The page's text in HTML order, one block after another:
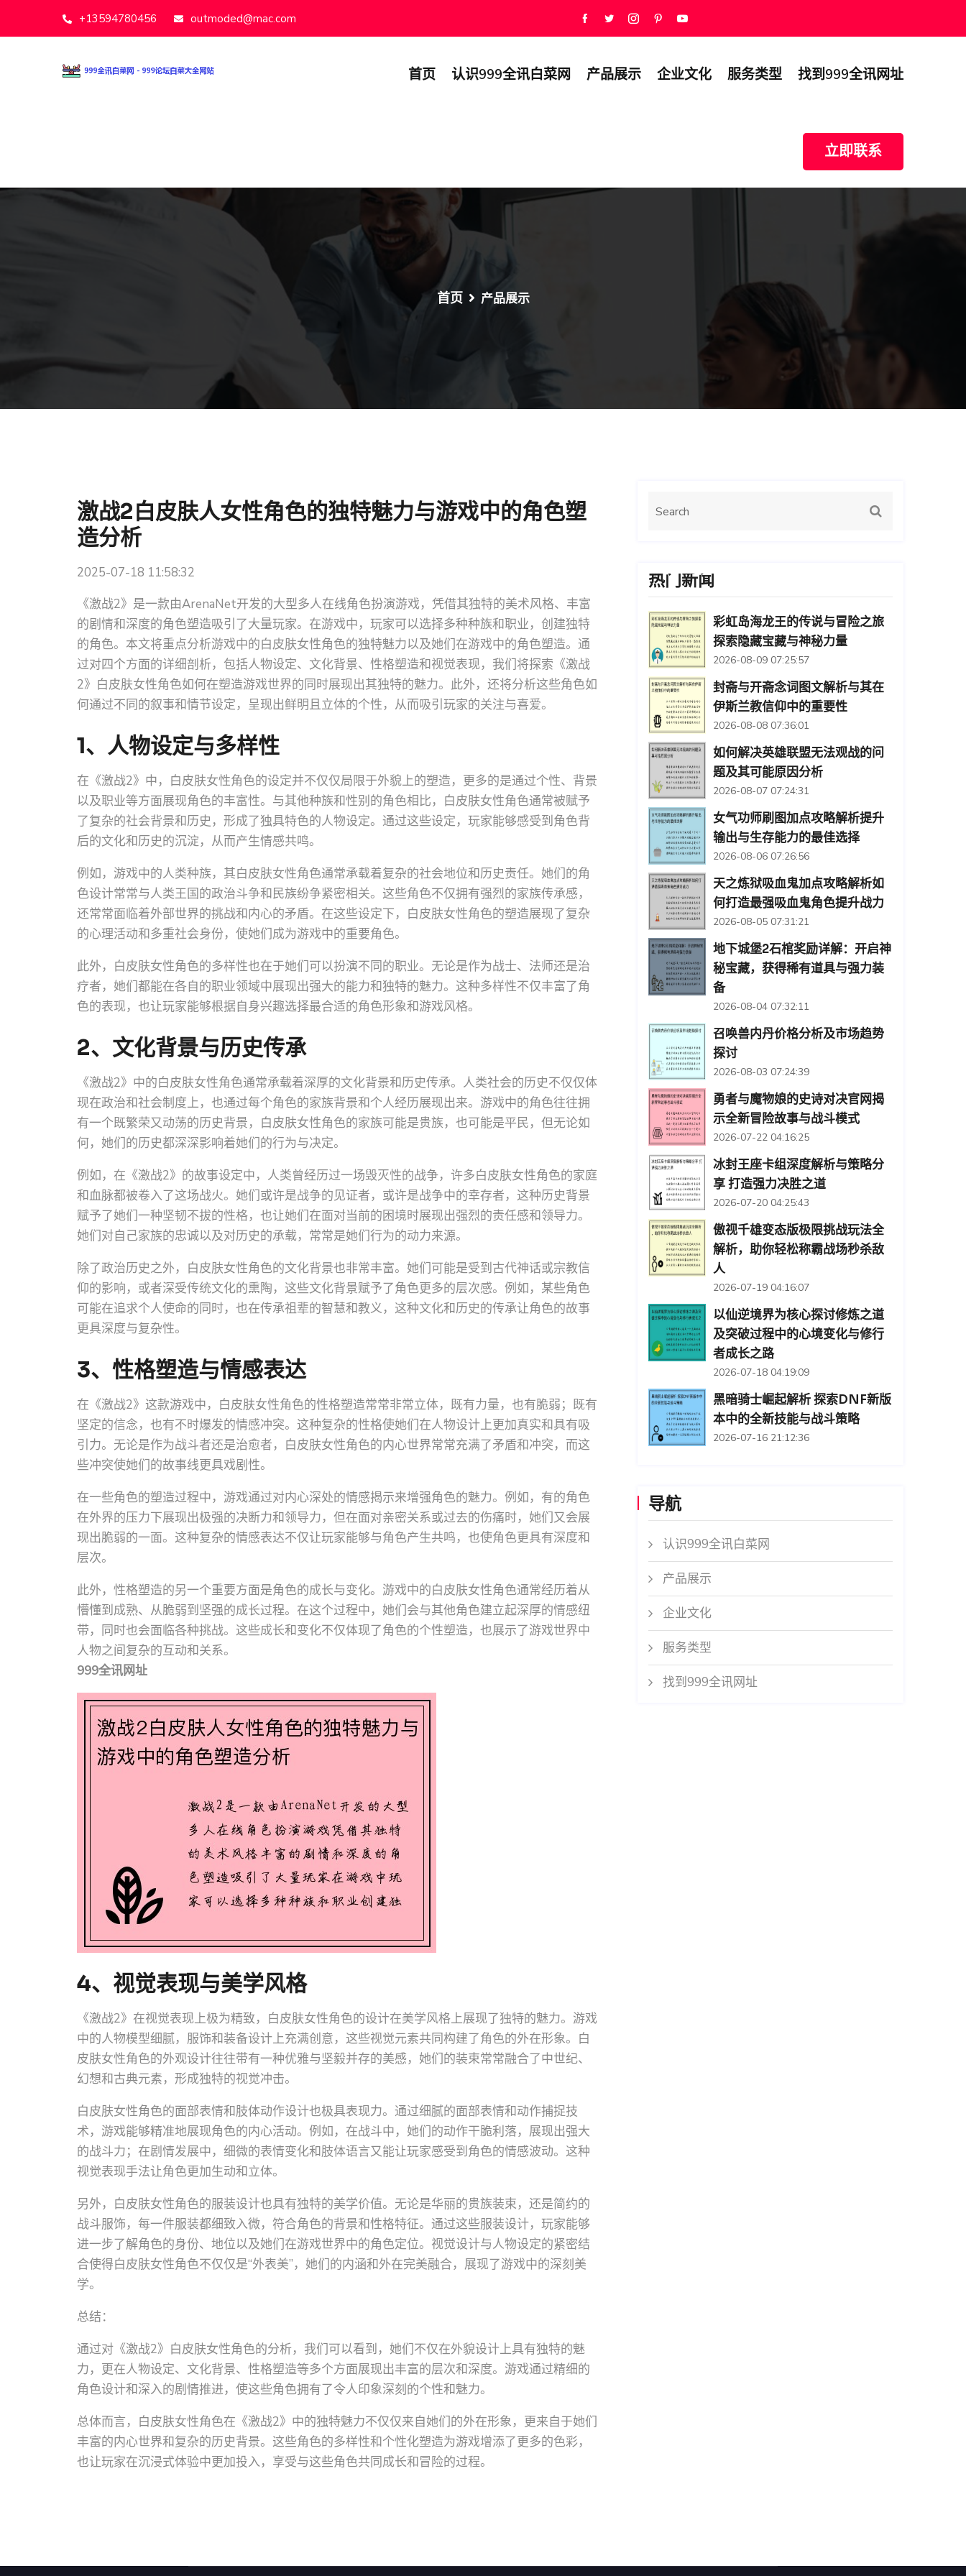
+13594780456 outmoded@mac.com
首页 认识999全讯白菜网 产品展示 企业文化 服务类型 找到999全讯网址
立即联系
首页 产品展示
激战2白皮肤人女性角色的独特魅力与游戏中的角色塑
造分析
2025-07-18 11:58:32
《激战2》是一款由ArenaNet开发的大型多人在线角色扮演游戏，凭借其独特的美术风格、丰富
的剧情和深度的角色塑造吸引了大量玩家。在游戏中，玩家可以选择多种种族和职业，创建独特
的角色。本文将重点分析游戏中的白皮肤女性角色的独特魅力以及她们在游戏中的角色塑造。通
过对四个方面的详细剖析，包括人物设定、文化背景、性格塑造和视觉表现，我们将探索《激战
2》白皮肤女性角色如何在塑造游戏世界的同时展现出其独特的魅力。此外，还将分析这些角色如
何通过不同的叙事和情节设定，呈现出鲜明且立体的个性，从而吸引玩家的关注与喜爱。
1、人物设定与多样性
在《激战2》中，白皮肤女性角色的设定并不仅仅局限于外貌上的塑造，更多的是通过个性、背景
以及职业等方面展现角色的丰富性。与其他种族和性别的角色相比，白皮肤女性角色通常被赋予
了复杂的社会背景和历史，形成了独具特色的人物设定。通过这些设定，玩家能够感受到角色背
后的文化和历史的沉淀，从而产生情感共鸣。
例如，游戏中的人类种族，其白皮肤女性角色通常承载着复杂的社会地位和历史责任。她们的角
色设计常常与人类王国的政治斗争和民族纷争紧密相关。这些角色不仅拥有强烈的家族传承感，
还常常面临着外部世界的挑战和内心的矛盾。在这些设定下，白皮肤女性角色的塑造展现了复杂
的心理活动和多重社会身份，使她们成为游戏中的重要角色。
此外，白皮肤女性角色的多样性也在于她们可以扮演不同的职业。无论是作为战士、法师还是治
疗者，她们都能在各自的职业领域中展现出强大的能力和独特的魅力。这种多样性不仅丰富了角
色的表现，也让玩家能够根据自身兴趣选择最合适的角色形象和游戏风格。
2、文化背景与历史传承
《激战2》中的白皮肤女性角色通常承载着深厚的文化背景和历史传承。人类社会的历史不仅仅体
现在政治和社会制度上，也通过每个角色的家族背景和个人经历展现出来。游戏中的角色往往拥
有一个既繁荣又动荡的历史背景，白皮肤女性角色的家族可能是贵族，也可能是平民，但无论如
何，她们的历史都深深影响着她们的行为与决定。
例如，在《激战2》的故事设定中，人类曾经历过一场毁灭性的战争，许多白皮肤女性角色的家庭
和血脉都被卷入了这场战火。她们或许是战争的见证者，或许是战争中的幸存者，这种历史背景
赋予了她们一种坚韧不拔的性格，也让她们在面对当前的困境时展现出强烈的责任感和领导力。
她们对自己家族的忠诚以及对历史的承载，常常是她们行为的动力来源。
除了政治历史之外，白皮肤女性角色的文化背景也非常丰富。她们可能是受到古代神话或宗教信
仰的影响，或者深受传统文化的熏陶，这些文化背景赋予了角色更多的层次感。例如，某些角色
可能在追求个人使命的同时，也在传承祖辈的智慧和教义，这种文化和历史的传承让角色的故事
更具深度与复杂性。
3、性格塑造与情感表达
在《激战2》这款游戏中，白皮肤女性角色的性格塑造常常非常立体，既有力量，也有脆弱；既有
坚定的信念，也有不时爆发的情感冲突。这种复杂的性格使她们在人物设计上更加真实和具有吸
引力。无论是作为战斗者还是治愈者，白皮肤女性角色的内心世界常常充满了矛盾和冲突，而这
些冲突使她们的故事线更具戏剧性。
在一些角色的塑造过程中，游戏通过对内心深处的情感揭示来增强角色的魅力。例如，有的角色
在外界的压力下展现出极强的决断力和领导力，但在面对亲密关系或过去的伤痛时，她们又会展
现出脆弱的一面。这种复杂的情感表达不仅让玩家能够与角色产生共鸣，也使角色更具有深度和
层次。
此外，性格塑造的另一个重要方面是角色的成长与变化。游戏中的白皮肤女性角色通常经历着从
懵懂到成熟、从脆弱到坚强的成长过程。在这个过程中，她们会与其他角色建立起深厚的情感纽
带，同时也会面临各种挑战。这些成长和变化不仅体现了角色的个性塑造，也展示了游戏世界中
人物之间复杂的互动和关系。
999全讯网址
4、视觉表现与美学风格
《激战2》在视觉表现上极为精致，白皮肤女性角色的设计在美学风格上展现了独特的魅力。游戏
中的人物模型细腻，服饰和装备设计上充满创意，这些视觉元素共同构建了角色的外在形象。白
皮肤女性角色的外观设计往往带有一种优雅与坚毅并存的美感，她们的装束常常融合了中世纪、
幻想和古典元素，形成独特的视觉冲击。
白皮肤女性角色的面部表情和肢体动作设计也极具表现力。通过细腻的面部表情和动作捕捉技
术，游戏能够精准地展现角色的内心活动。例如，在战斗中，她们的动作干脆利落，展现出强大
的战斗力；在剧情发展中，细微的表情变化和肢体语言又能让玩家感受到角色的情感波动。这种
视觉表现手法让角色更加生动和立体。
另外，白皮肤女性角色的服装设计也具有独特的美学价值。无论是华丽的贵族装束，还是简约的
战斗服饰，每一件服装都细致入微，符合角色的背景和性格特征。通过这些服装设计，玩家能够
进一步了解角色的身份、地位以及她们在游戏世界中的角色定位。视觉设计与人物设定的紧密结
合使得白皮肤女性角色不仅仅是“外表美”，她们的内涵和外在完美融合，展现了游戏中的深刻美
学。
总结：
通过对《激战2》白皮肤女性角色的分析，我们可以看到，她们不仅在外貌设计上具有独特的魅
力，更在人物设定、文化背景、性格塑造等多个方面展现出丰富的层次和深度。游戏通过精细的
角色设计和深入的剧情推进，使这些角色拥有了令人印象深刻的个性和魅力。
总体而言，白皮肤女性角色在《激战2》中的独特魅力不仅仅来自她们的外在形象，更来自于她们
丰富的内心世界和复杂的历史背景。这些角色的多样性和个性化塑造为游戏增添了更多的色彩，
也让玩家在沉浸式体验中更加投入，享受与这些角色共同成长和冒险的过程。
热门新闻
彩虹岛海龙王的传说与冒险之旅
探索隐藏宝藏与神秘力量
2026-08-09 07:25:57
封斋与开斋念词图文解析与其在
伊斯兰教信仰中的重要性
2026-08-08 07:36:01
如何解决英雄联盟无法观战的问
题及其可能原因分析
2026-08-07 07:24:31
女气功师刷图加点攻略解析提升
输出与生存能力的最佳选择
2026-08-06 07:26:56
天之炼狱吸血鬼加点攻略解析如
何打造最强吸血鬼角色提升战力
2026-08-05 07:31:21
地下城堡2石棺奖励详解：开启神
秘宝藏，获得稀有道具与强力装
备
2026-08-04 07:32:11
召唤兽内丹价格分析及市场趋势
探讨
2026-08-03 07:24:39
勇者与魔物娘的史诗对决官网揭
示全新冒险故事与战斗模式
2026-07-22 04:16:25
冰封王座卡组深度解析与策略分
享 打造强力决胜之道
2026-07-20 04:25:43
傲视千雄变态版极限挑战玩法全
解析，助你轻松称霸战场秒杀敌
人
2026-07-19 04:16:07
以仙逆境界为核心探讨修炼之道
及突破过程中的心境变化与修行
者成长之路
2026-07-18 04:19:09
黑暗骑士崛起解析 探索DNF新版
本中的全新技能与战斗策略
2026-07-16 21:12:36
导航
认识999全讯白菜网
产品展示
企业文化
服务类型
找到999全讯网址